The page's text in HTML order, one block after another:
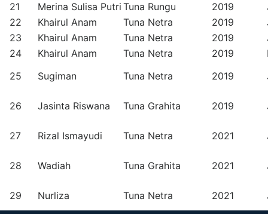
21
Merina Sulisa Putri Tuna Rungu 2019
22
Khairul Anam Tuna Netra 2019
23
Khairul Anam Tuna Netra 2019
24
Khairul Anam Tuna Netra 2019
25
Sugiman Tuna Netra 2019
26 Jasinta Riswana Tuna Grahita 2019
27 Rizal Ismayudi Tuna Netra 2021
28 Wadiah Tuna Grahita 2021
29 Nurliza Tuna Netra 2021